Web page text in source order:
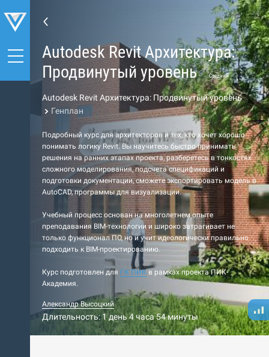
Autodesk Revit Архитектура:
Продвинутый уровень
Средний
Autodesk Revit Архитектура: Продвинутый уровень
Генплан
Подробный курс для архитекторов и тех, кто хочет хорошо
понимать логику Revit. Вы научитесь быстро принимать
решения на ранних этапах проекта, разберетесь в тонкостях
сложного моделирования, подсчета спецификаций и
подготовки документации, сможете экспортировать модель в
AutoCAD, программы для визуализации.
Учебный процесс основан на многолетнем опыте
преподавания BIM-технологии и широко затрагивает не
только функционал ПО, но и учит идеологически правильно
подходить к BIM-проектированию.
Курс подготовлен для ГК ПИК в рамках проекта ПИК-
Академия.
Александр Высоцкий
Длительность: 1 день 4 часа 54 минуты